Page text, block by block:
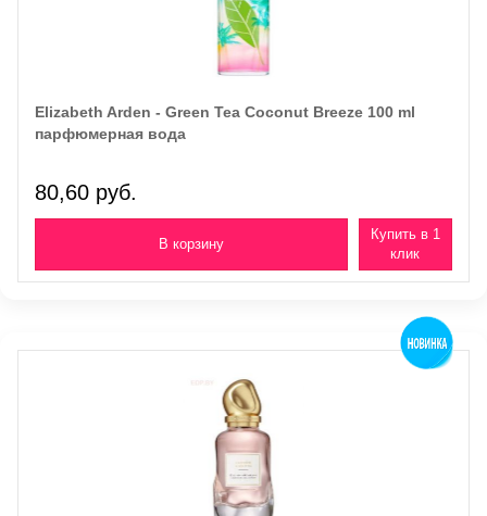
Elizabeth Arden - Green Tea Coconut Breeze 100 ml
парфюмерная вода
80,60 руб.
Купить в 1
клик